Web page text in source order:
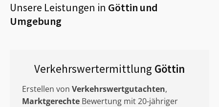
Unsere Leistungen in Göttin und
Umgebung
Verkehrswertermittlung Göttin
Erstellen von Verkehrswertgutachten,
Marktgerechte Bewertung mit 20-jähriger